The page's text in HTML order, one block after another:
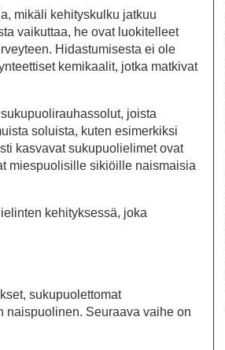
mikäli kehityskulku jatkuu
vaikuttaa, he ovat luokitelleet
Hidastumisesta ei ole
kemikaalit, jotka matkivat
joista
soluista, kuten esimerkiksi
kasvavat sukupuolielimet ovat
miespuolisille sikiöille naismaisia
kehityksessä, joka
sukupuolettomat
naispuolinen. Seuraava vaihe on